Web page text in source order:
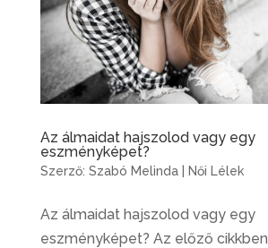
Az álmaidat hajszolod vagy egy
eszményképet?
Szerző: Szabó Melinda| Női Lélek
Az álmaidat hajszolod vagy egy
eszményképet? Az előző